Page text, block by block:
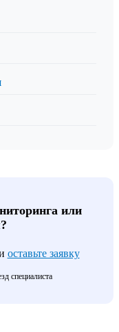
или
оставьте заявку
специалиста